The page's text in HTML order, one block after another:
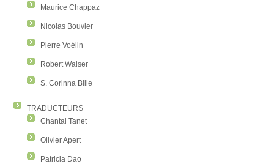
Maurice Chappaz
Nicolas Bouvier
Pierre Voélin
Robert Walser
S. Corinna Bille
TRADUCTEURS
Chantal Tanet
Olivier Apert
Patricia Dao